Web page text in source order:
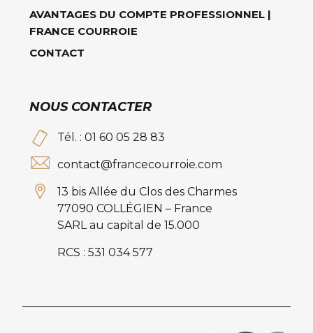
AVANTAGES DU COMPTE PROFESSIONNEL |
FRANCE COURROIE
CONTACT
NOUS CONTACTER
Tél. : 01 60 05 28 83
contact@francecourroie.com
13 bis Allée du Clos des Charmes
77090 COLLÉGIEN – France
SARL au capital de 15.000
RCS : 531 034 577